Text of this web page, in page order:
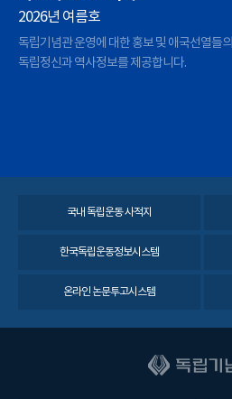
2026년 여름호
독립기념관 운영에 대한 홍보 및 애국선열들의
독립정신과 역사정보를 제공합니다.
국내 독립운동 사적지
한국독립운동정보시스템
온라인 논문투고시스템